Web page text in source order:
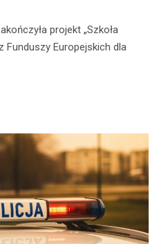
projekt „Szkoła
Funduszy Europejskich dla